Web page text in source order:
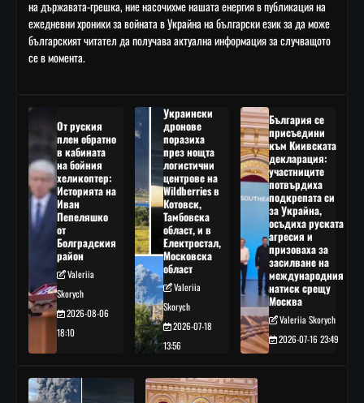
на държавата-грешка, ние насочихме нашата енергия в публикация на
ежедневни хроники за войната в Украйна на български език за да може
българският читател да получава актуална информация за случващото
се в момента.
От руския
плен обратно
в кабината
на бойния
хеликоптер:
Историята на
Иван
Пепеляшко
от
Болградския
район
Valeriia
Skorych
2026-08-06
18:10
Украински
дронове
поразиха
през нощта
логистични
центрове на
Wildberries в
Котовск,
Тамбовска
област, и в
Електростал,
Московска
област
Valeriia
Skorych
2026-07-18
13:56
България се
присъедини
към Киивската
декларация:
участниците
потвърдиха
подкрепата си
за Украйна,
осъдиха руската
агресия и
призоваха за
засилване на
международния
натиск срещу
Москва
Valeriia Skorych
2026-07-16 23:49